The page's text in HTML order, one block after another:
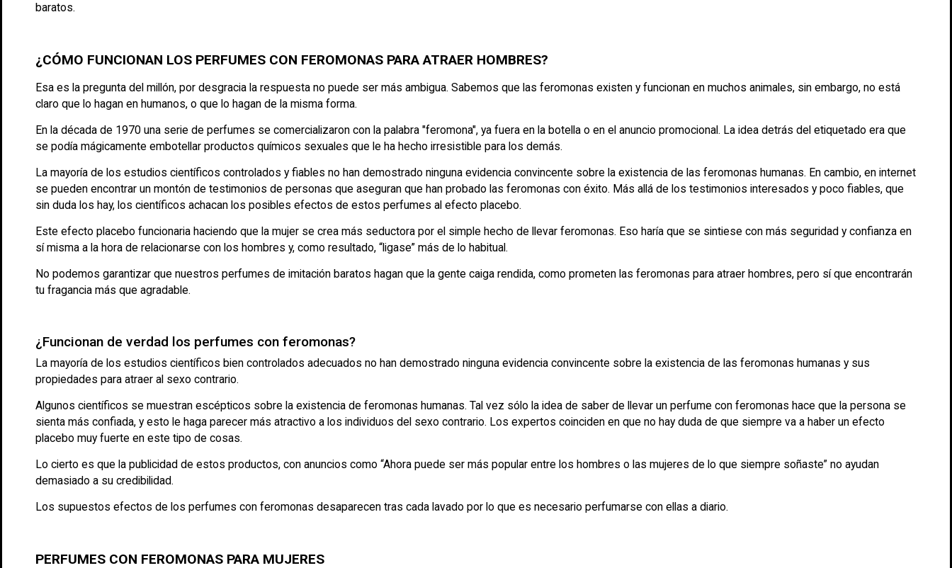
baratos.
¿CÓMO FUNCIONAN LOS PERFUMES CON FEROMONAS PARA ATRAER HOMBRES?
Esa es la pregunta del millón, por desgracia la respuesta no puede ser más ambigua. Sabemos que las feromonas existen y funcionan en muchos animales, sin embargo, no está
claro que lo hagan en humanos, o que lo hagan de la misma forma.
En la década de 1970 una serie de perfumes se comercializaron con la palabra "feromona", ya fuera en la botella o en el anuncio promocional. La idea detrás del etiquetado era que
se podía mágicamente embotellar productos químicos sexuales que le ha hecho irresistible para los demás.
La mayoría de los estudios científicos controlados y fiables no han demostrado ninguna evidencia convincente sobre la existencia de las feromonas humanas. En cambio, en internet
se pueden encontrar un montón de testimonios de personas que aseguran que han probado las feromonas con éxito. Más allá de los testimonios interesados y poco fiables, que
sin duda los hay, los científicos achacan los posibles efectos de estos perfumes al efecto placebo.
Este efecto placebo funcionaria haciendo que la mujer se crea más seductora por el simple hecho de llevar feromonas. Eso haría que se sintiese con más seguridad y confianza en
sí misma a la hora de relacionarse con los hombres y, como resultado, “ligase” más de lo habitual.
No podemos garantizar que nuestros perfumes de imitación baratos hagan que la gente caiga rendida, como prometen las feromonas para atraer hombres, pero sí que encontrarán
tu fragancia más que agradable.
¿Funcionan de verdad los perfumes con feromonas?
La mayoría de los estudios científicos bien controlados adecuados no han demostrado ninguna evidencia convincente sobre la existencia de las feromonas humanas y sus
propiedades para atraer al sexo contrario.
Algunos científicos se muestran escépticos sobre la existencia de feromonas humanas. Tal vez sólo la idea de saber de llevar un perfume con feromonas hace que la persona se
sienta más confiada, y esto le haga parecer más atractivo a los individuos del sexo contrario. Los expertos coinciden en que no hay duda de que siempre va a haber un efecto
placebo muy fuerte en este tipo de cosas.
Lo cierto es que la publicidad de estos productos, con anuncios como “Ahora puede ser más popular entre los hombres o las mujeres de lo que siempre soñaste” no ayudan
demasiado a su credibilidad.
Los supuestos efectos de los perfumes con feromonas desaparecen tras cada lavado por lo que es necesario perfumarse con ellas a diario.
PERFUMES CON FEROMONAS PARA MUJERES